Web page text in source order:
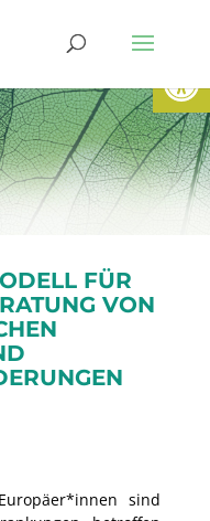
FÜR
VON
sind